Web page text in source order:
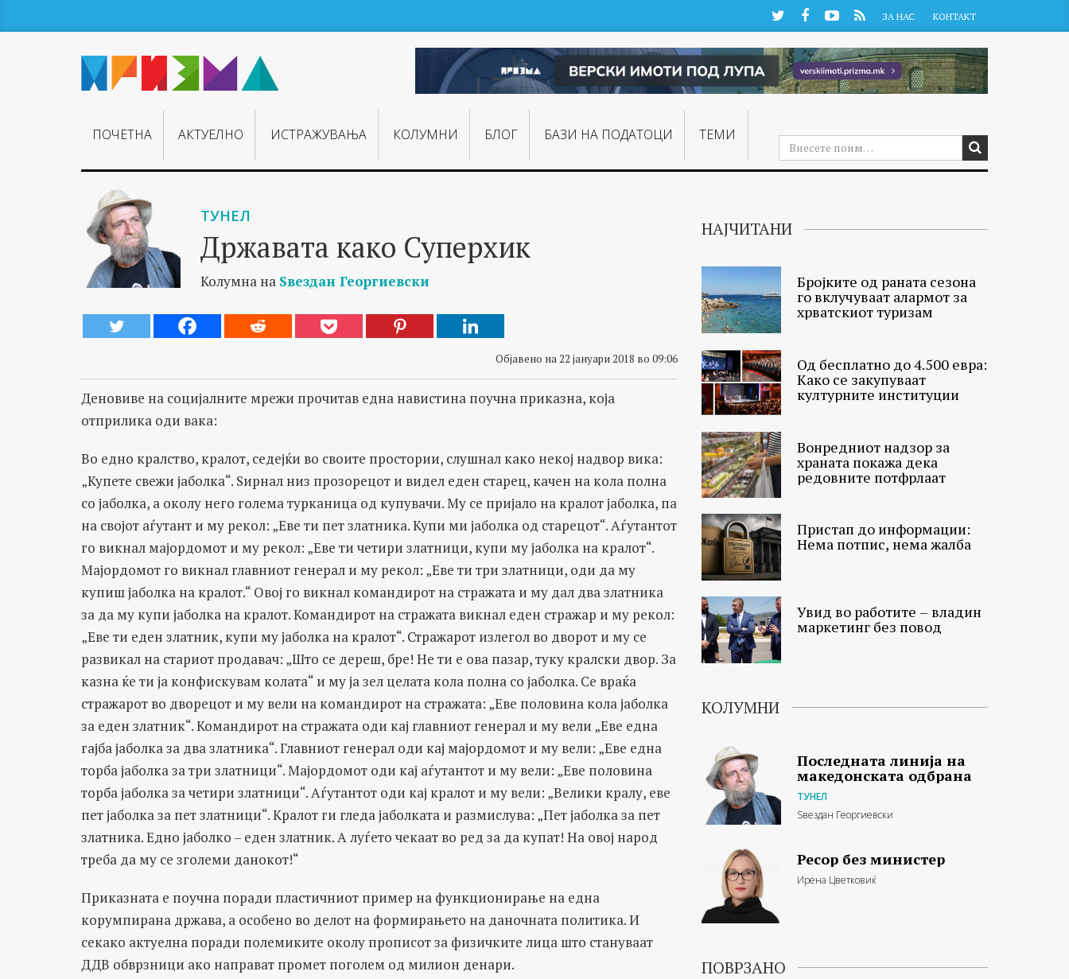
TwitterFacebookYouTube
RSS ЗА НАС КОНТАКТ
ПОЧЕТНА АКТУЕЛНО ИСТРАЖУВАЊA КОЛУМНИ БЛОГ БАЗИ НА ПОДАТОЦИ ТЕМИ
ТУНЕЛ
Државата како Суперхик
Колумна на Ѕвездан Георгиевски
Објавено на 22 јануари 2018 во 09:06
Деновиве на социјалните мрежи прочитав една навистина поучна приказна, која
отприлика оди вака:
Во едно кралство, кралот, седејќи во своите простории, слушнал како некој надвор вика:
„Купете свежи јаболка“. Ѕирнал низ прозорецот и видел еден старец, качен на кола полна
со јаболка, а околу него голема турканица од купувачи. Му се пријало на кралот јаболка, па
на својот аѓутант и му рекол: „Еве ти пет златника. Купи ми јаболка од старецот“. Аѓутантот
го викнал мајордомот и му рекол: „Еве ти четири златници, купи му јаболка на кралот“.
Мајордомот го викнал главниот генерал и му рекол: „Еве ти три златници, оди да му
купиш јаболка на кралот.“ Овој го викнал командирот на стражата и му дал два златника
за да му купи јаболка на кралот. Командирот на стражата викнал еден стражар и му рекол:
„Еве ти еден златник, купи му јаболка на кралот“. Стражарот излегол во дворот и му се
развикал на стариот продавач: „Што се дереш, бре! Не ти е ова пазар, туку кралски двор. За
казна ќе ти ја конфискувам колата“ и му ја зел целата кола полна со јаболка. Се враќа
стражарот во дворецот и му вели на командирот на стражата: „Еве половина кола јаболка
за еден златник“. Командирот на стражата оди кај главниот генерал и му вели „Еве една
гајба јаболка за два златника“. Главниот генерал оди кај мајордомот и му вели: „Еве една
торба јаболка за три златници“. Мајордомот оди кај аѓутантот и му вели: „Еве половина
торба јаболка за четири златници“. Аѓутантот оди кај кралот и му вели: „Велики кралу, еве
пет јаболка за пет златници“. Кралот ги гледа јаболката и размислува: „Пет јаболка за пет
златника. Едно јаболко – еден златник. А луѓето чекаат во ред за да купат! На овој народ
треба да му се зголеми данокот!“
Приказната е поучна поради пластичниот пример на функционирање на една
корумпирана држава, а особено во делот на формирањето на даночната политика. И
секако актуелна поради полемиките околу прописот за физичките лица што стануваат
ДДВ обврзници ако направат промет поголем од милион денари.
НАЈЧИТАНИ
Бројките од раната сезона
го вклучуваат алармот за
хрватскиот туризам
Од бесплатно до 4.500 евра:
Како се закупуваат
културните институции
Вонредниот надзор за
храната покажа дека
редовните потфрлаат
Пристап до информации:
Нема потпис, нема жалба
Увид во работите – владин
маркетинг без повод
КОЛУМНИ
Последната линија на
македонската одбрана
ТУНЕЛ
Ѕвездан Георгиевски
Ресор без министер
Ирена Цветковиќ
ПОВРЗАНО